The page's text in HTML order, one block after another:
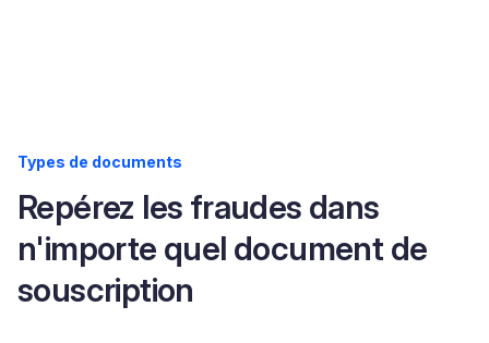
Types de documents
Repérez les fraudes dans
n'importe quel document de
souscription